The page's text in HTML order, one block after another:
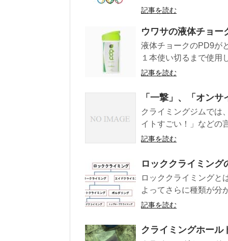
記事を読む
ウワサの液体チョー
液体チョークのPD9が
１本使い切るまで使用
記事を読む
「一撃」、「オン
クライミングジムでは
イトすごい！」などの
記事を読む
ロッククライミング
ロッククライミングと
よってさらに種類が分
記事を読む
クライミングホール